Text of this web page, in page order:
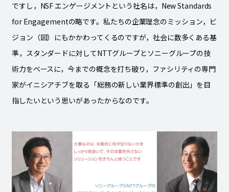
ですし，NSF エンゲージメントという社名は，New Standards
for Engagementの略です。私たちの企業理念のミッション，ビ
ジョン（図）にもかかわってくるのですが，社会に数多くある基
準，スタンダードに対してNTTグループとソニーグループの技
術力をベースに，今までの概念を打ち破り，ファシリティの専門
家がイニシアチブを取る「総務の新しい業界標準の創出」を目
指したいという思いがあったからなのです。